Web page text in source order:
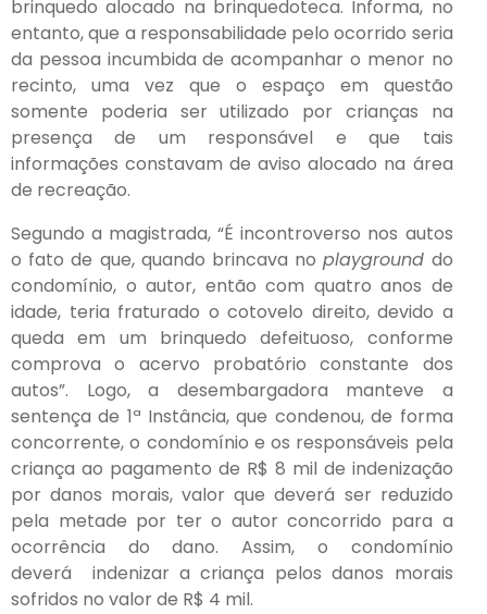
brinquedo alocado na brinquedoteca. Informa, no
entanto, que a responsabilidade pelo ocorrido seria
da pessoa incumbida de acompanhar o menor no
recinto, uma vez que o espaço em questão
somente poderia ser utilizado por crianças na
presença de um responsável e que tais
informações constavam de aviso alocado na área
de recreação.
Segundo a magistrada, “É incontroverso nos autos
o fato de que, quando brincava noplayground do
condomínio, o autor, então com quatro anos de
idade, teria fraturado o cotovelo direito, devido a
queda em um brinquedo defeituoso, conforme
comprova o acervo probatório constante dos
autos”. Logo, a desembargadora manteve a
sentença de 1ª Instância, que condenou, de forma
concorrente, o condomínio e os responsáveis pela
criança ao pagamento de R$ 8 mil de indenização
por danos morais, valor que deverá ser reduzido
pela metade por ter o autor concorrido para a
ocorrência do dano. Assim, o condomínio
deverá indenizar a criança pelos danos morais
sofridos no valor de R$ 4 mil.